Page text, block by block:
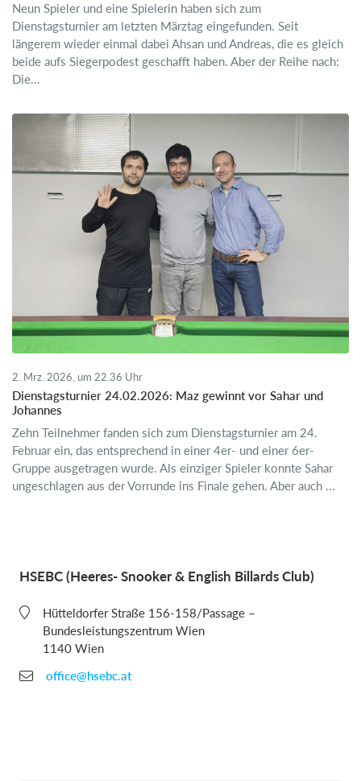
Neun Spieler und eine Spielerin haben sich zum
Dienstagsturnier am letzten Märztag eingefunden. Seit
längerem wieder einmal dabei Ahsan und Andreas, die es gleich
beide aufs Siegerpodest geschafft haben. Aber der Reihe nach:
Die...
2. Mrz. 2026, um 22.36 Uhr
Dienstagsturnier 24.02.2026: Maz gewinnt vor Sahar und
Johannes
Zehn Teilnehmer fanden sich zum Dienstagsturnier am 24.
Februar ein, das entsprechend in einer 4er- und einer 6er-
Gruppe ausgetragen wurde. Als einziger Spieler konnte Sahar
ungeschlagen aus der Vorrunde ins Finale gehen. Aber auch ...
HSEBC (Heeres- Snooker & English Billards Club)
Hütteldorfer Straße 156-158/Passage –
Bundesleistungszentrum Wien
1140 Wien
office@hsebc.at